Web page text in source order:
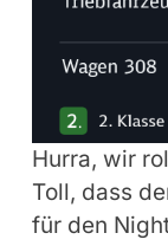
Hurra, wir
Toll, dass
für den